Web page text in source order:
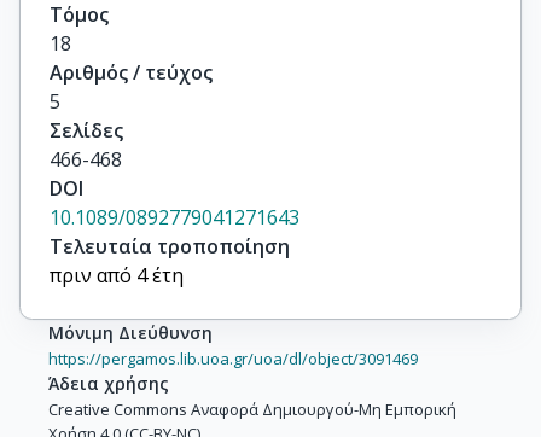
Τόμος
18
Αριθμός / τεύχος
5
Σελίδες
466-468
DOI
10.1089/0892779041271643
Τελευταία τροποποίηση
πριν από 4 έτη
Μόνιμη Διεύθυνση
https://pergamos.lib.uoa.gr/uoa/dl/object/3091469
Άδεια χρήσης
Creative Commons Αναφορά Δημιουργού-Μη Εμπορική